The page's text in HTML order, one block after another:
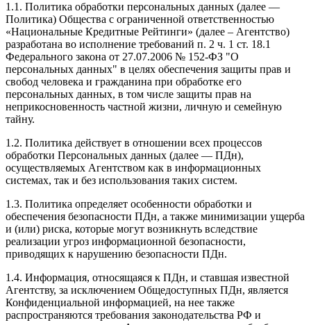
1.1. Политика обработки персональных данных (далее —
Политика) Общества с ограниченной ответственностью
«Национальные Кредитные Рейтинги» (далее – Агентство)
разработана во исполнение требований п. 2 ч. 1 ст. 18.1
Федерального закона от 27.07.2006 № 152-ФЗ "О
персональных данных" в целях обеспечения защиты прав и
свобод человека и гражданина при обработке его
персональных данных, в том числе защиты прав на
неприкосновенность частной жизни, личную и семейную
тайну.
1.2. Политика действует в отношении всех процессов
обработки Персональных данных (далее — ПДн),
осуществляемых Агентством как в информационных
системах, так и без использования таких систем.
1.3. Политика определяет особенности обработки и
обеспечения безопасности ПДн, а также минимизации ущерба
и (или) риска, которые могут возникнуть вследствие
реализации угроз информационной безопасности,
приводящих к нарушению безопасности ПДн.
1.4. Информация, относящаяся к ПДн, и ставшая известной
Агентству, за исключением Общедоступных ПДн, является
Конфиденциальной информацией, на нее также
распространяются требования законодательства РФ и